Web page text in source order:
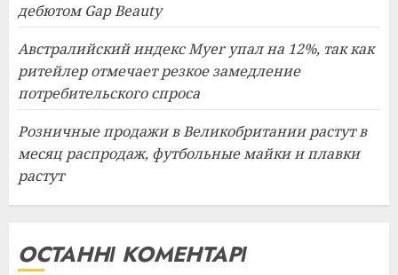
дебютом Gap Beauty
Австралийский индекс Myer упал на 12%, так как
ритейлер отмечает резкое замедление
потребительского спроса
Розничные продажи в Великобритании растут в
месяц распродаж, футбольные майки и плавки
растут
ОСТАННІ КОМЕНТАРІ